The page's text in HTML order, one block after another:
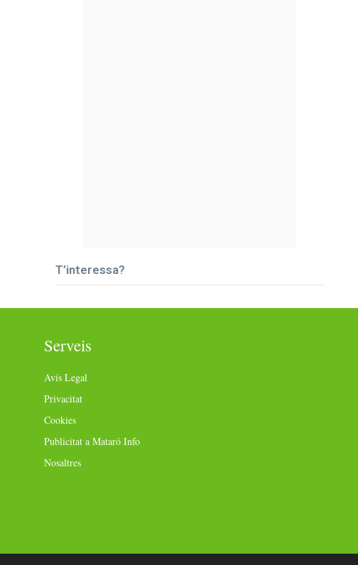
T’interessa?
Serveis
Avís Legal
Privacitat
Cookies
Publicitat a Mataró Info
Nosaltres